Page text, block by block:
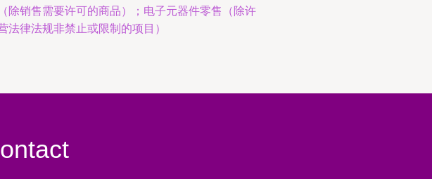
除销售需要许可的商品）；电子元器件零售（除许
法律法规非禁止或限制的项目）